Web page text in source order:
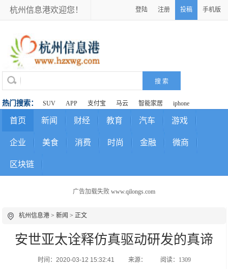
杭州信息港欢迎您！ 登陆 注册 投稿 手机版
热门搜索： SUV APP 支付宝 马云 智能家居 iphone
首页 新闻 财经 教育 汽车 游戏
企业 美食 消费 时尚 金融 微商
区块链
广告加载失败 www.qilongs.com
杭州信息港 >新闻 > 正文
安世亚太诠释仿真驱动研发的真谛
时间：2020-03-12 15:32:41 来源： 阅读：1309